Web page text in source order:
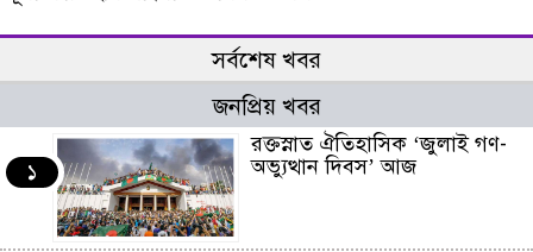
সর্বশেষ খবর
জনপ্রিয় খবর
১
রক্তস্নাত ঐতিহাসিক ‌‘জুলাই গণ-
অভ্যুত্থান দিবস’ আজ